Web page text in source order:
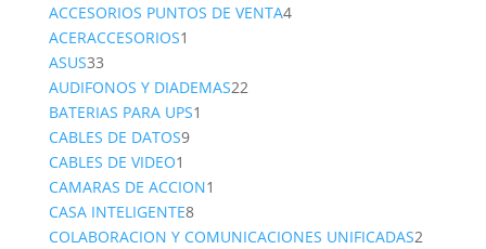
ACCESORIOS PUNTOS DE VENTA44
ACERACCESORIOS1
ASUS3333
productos
AUDIFONOS Y DIADEMAS2222
BATERIAS PARA UPS1
CABLES DE DATOS99
CABLES DE VIDEO1
producto
CAMARAS DE ACCION1
CASA INTELIGENTE88
productos
COLABORACION Y COMUNICACIONES UNIFICADAS22